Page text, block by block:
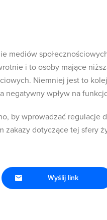
mediów
i to osoby mające
Niemniej jest to
negatywny wpływ na
by wprowadzać regulacje
dotyczące tej sfery
Wyślij link